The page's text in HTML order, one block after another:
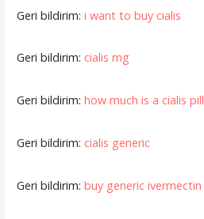
Geri bildirim: i want to buy cialis
Geri bildirim: cialis mg
Geri bildirim: how much is a cialis pill
Geri bildirim: cialis generic
Geri bildirim: buy generic ivermectin